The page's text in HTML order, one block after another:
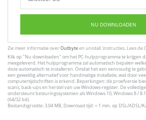
NU DOWNLOADEN
Zie meer informatie overOutbyteen unistall :instructies. Lees de
Klik op "Nu downloaden" om het PC-hulpprogramma te krijgen
meegeleverd. Het hulpprogramma zal automatisch bepalen
deze automatisch te installeren. Omdat het een eenvoudig te
een geweldig alternatief voor handmatige installatie, wat door
computertijdschriften is erkend. Beperkingen: de proefversie
scans, back-ups en herstel van uw Windows-register. De
ondersteunt besturingssystemen als Windows 10, Windows 8 /
(64/32 bit).
Bestandsgrootte: 3.04 MB, Download tijd: < 1 min. op DSL/ADSL/